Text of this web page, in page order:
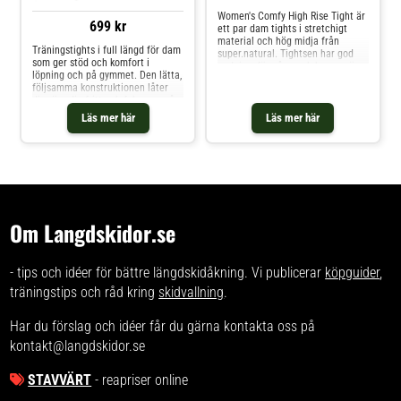
stil och komfort!
699 kr
Läs mer här
Träningstights i full längd för dam
som ger stöd och komfort i
löpning och på gymmet. Den lätta,
följsamma konstruktionen låter
dig röra dig fritt och fokusera på
passet. Hög midja och smal
passform ger trygg känsla och
snygg siluett.Återvunnet material
platsLaserskurna benslut utan
längdMidja: högPassform:
smalMaterial: 70% polyamid
(återvunnen), 30%
elastanAnvändning: löpning och
träningMembran: nej
Läs mer här
Women's Comfy High Rise Tight är
ett par dam tights i stretchigt
material och hög midja från
super.natural. Tightsen har god
Logga framtill Bred linning
Material: 67 % polyester, 30 % ull,
3 % elastan
Om Langdskidor.se
- tips och idéer för bättre längdskidåkning. Vi publicerar köpguider,
träningstips och råd kring skidvallning.
Har du förslag och idéer får du gärna kontakta oss på
kontakt@langdskidor.se
STAVVÄRT - reapriser online